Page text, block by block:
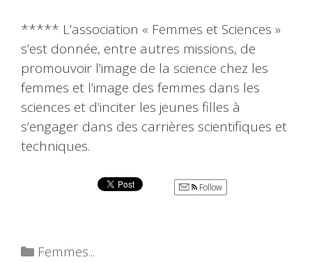
***** L’association « Femmes et Sciences »
s’est donnée, entre autres missions, de
promouvoir l’image de la science chez les
femmes et l’image des femmes dans les
sciences et d’inciter les jeunes filles à
s’engager dans des carrières scientifiques et
techniques.
Follow
Catégories
Femmes...